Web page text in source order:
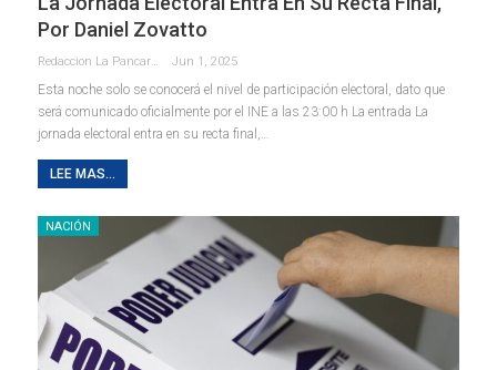
Por Daniel Zovatto
Redaccion La Pancarta De Quintana Roo Jun 1, 2025
Esta noche solo se conocerá el nivel de participación electoral, dato que
será comunicado oficialmente por el INE a las 23:00 h La entrada La
jornada electoral entra en su recta final,…
LEE MAS...
NACIÓN